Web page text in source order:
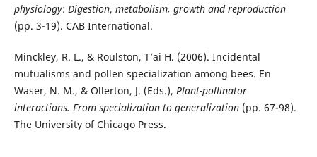
physiology: Digestion, metabolism, growth and reproduction
(pp. 3-19). CAB International.
Minckley, R. L., & Roulston, T’ai H. (2006). Incidental
mutualisms and pollen specialization among bees. En
Waser, N. M., & Ollerton, J. (Eds.), Plant-pollinator
interactions. From specialization to generalization(pp. 67-98).
The University of Chicago Press.